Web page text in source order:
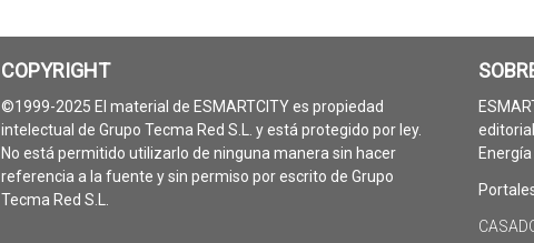
COPYRIGHT
©1999-2025 El material de ESMARTCITY es propiedad
intelectual de Grupo Tecma Red S.L. y está protegido por ley.
No está permitido utilizarlo de ninguna manera sin hacer
referencia a la fuente y sin permiso por escrito de Grupo
Tecma Red S.L.